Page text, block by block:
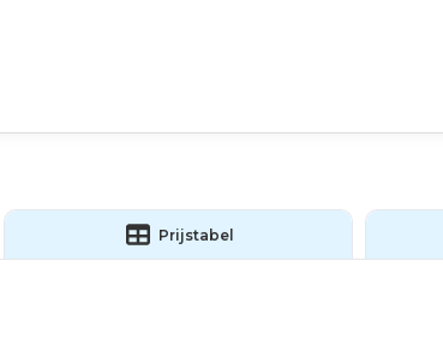
Prijstabel